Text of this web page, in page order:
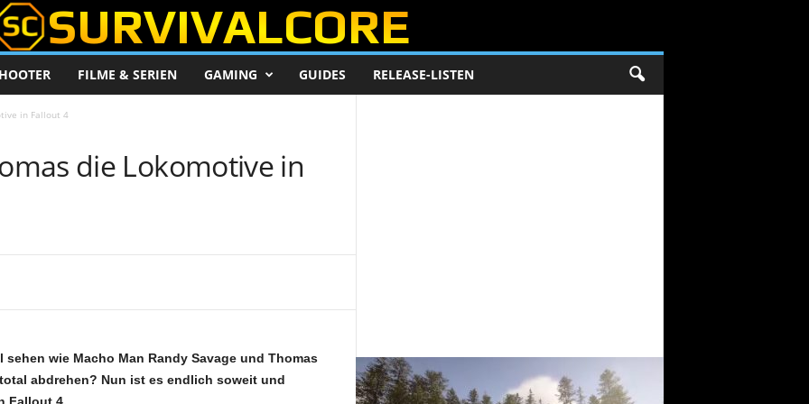
FILME & SERIEN GAMING GUIDES RELEASE-LISTEN
in Fallout 4
die Lokomotive in
wie Macho Man Randy Savage und Thomas
abdrehen? Nun ist es endlich soweit und